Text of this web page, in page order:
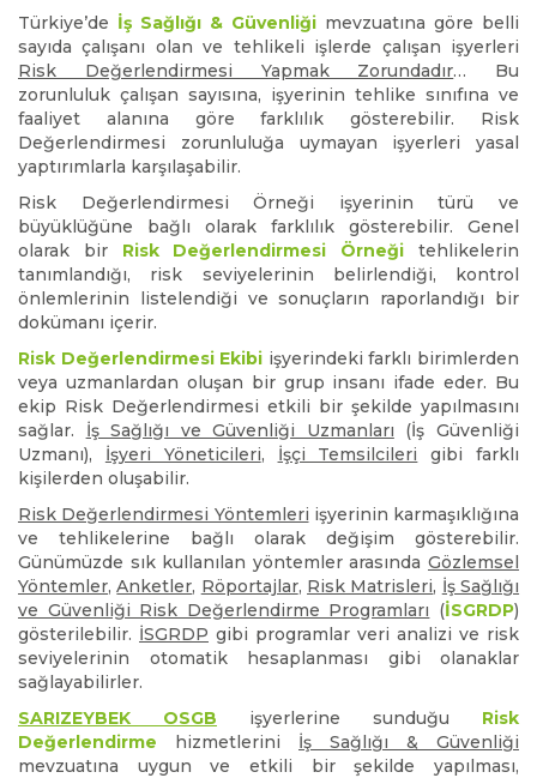
Türkiye’de İş Sağlığı & Güvenliği mevzuatına göre belli
sayıda çalışanı olan ve tehlikeli işlerde çalışan işyerleri
Risk Değerlendirmesi Yapmak Zorundadır… Bu
zorunluluk çalışan sayısına, işyerinin tehlike sınıfına ve
faaliyet alanına göre farklılık gösterebilir. Risk
Değerlendirmesi zorunluluğa uymayan işyerleri yasal
yaptırımlarla karşılaşabilir.
Risk Değerlendirmesi Örneği işyerinin türü ve
büyüklüğüne bağlı olarak farklılık gösterebilir. Genel
olarak bir Risk Değerlendirmesi Örneği tehlikelerin
tanımlandığı, risk seviyelerinin belirlendiği, kontrol
önlemlerinin listelendiği ve sonuçların raporlandığı bir
dokümanı içerir.
Risk Değerlendirmesi Ekibi işyerindeki farklı birimlerden
veya uzmanlardan oluşan bir grup insanı ifade eder. Bu
ekip Risk Değerlendirmesi etkili bir şekilde yapılmasını
sağlar. İş Sağlığı ve Güvenliği Uzmanları (İş Güvenliği
Uzmanı), İşyeri Yöneticileri, İşçi Temsilcileri gibi farklı
kişilerden oluşabilir.
Risk Değerlendirmesi Yöntemleri işyerinin karmaşıklığına
ve tehlikelerine bağlı olarak değişim gösterebilir.
Günümüzde sık kullanılan yöntemler arasında Gözlemsel
Yöntemler,Anketler, Röportajlar, Risk Matrisleri, İş Sağlığı
ve Güvenliği Risk Değerlendirme Programları (İSGRDP)
gösterilebilir. İSGRDP gibi programlar veri analizi ve risk
seviyelerinin otomatik hesaplanması gibi olanaklar
sağlayabilirler.
SARIZEYBEK OSGB işyerlerine sunduğu Risk
Değerlendirme hizmetlerini İş Sağlığı & Güvenliği
mevzuatına uygun ve etkili bir şekilde yapılması,